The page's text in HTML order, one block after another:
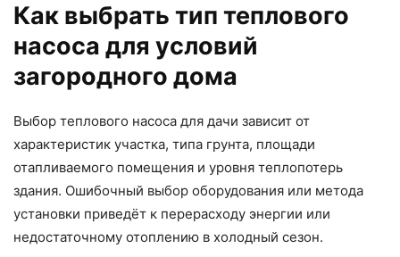
Как выбрать тип теплового
насоса для условий
загородного дома
Выбор теплового насоса для дачи зависит от
характеристик участка, типа грунта, площади
отапливаемого помещения и уровня теплопотерь
здания. Ошибочный выбор оборудования или метода
установки приведёт к перерасходу энергии или
недостаточному отоплению в холодный сезон.